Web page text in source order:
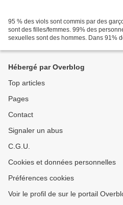
95 % des viols sont commis par des
sont des filles/femmes. 99% des
sexuelles sont des hommes. Dans 91%
Hébergé par Overblog
Top articles
Pages
Contact
Signaler un abus
C.G.U.
Cookies et données personnelles
Préférences cookies
Voir le profil de sur le portail